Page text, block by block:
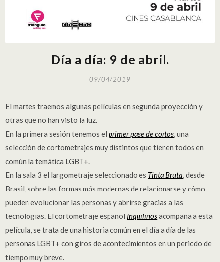
Día a día: 9 de abril.
09/04/2019
El martes traemos algunas películas en segunda proyección y
otras que no han visto la luz.
En la primera sesión tenemos elprimer pase de cortos, una
selección de cortometrajes muy distintos que tienen todos en
común la temática LGBT+.
En la sala 3 el largometraje seleccionado es Tinta Bruta, desde
Brasil, sobre las formas más modernas de relacionarse y cómo
pueden evolucionar las personas y abrirse gracias a las
tecnologías. El cortometraje español Inquilinosacompaña a esta
película, se trata de una historia común en el día a día de las
personas LGBT+ con giros de acontecimientos en un periodo de
tiempo muy breve.